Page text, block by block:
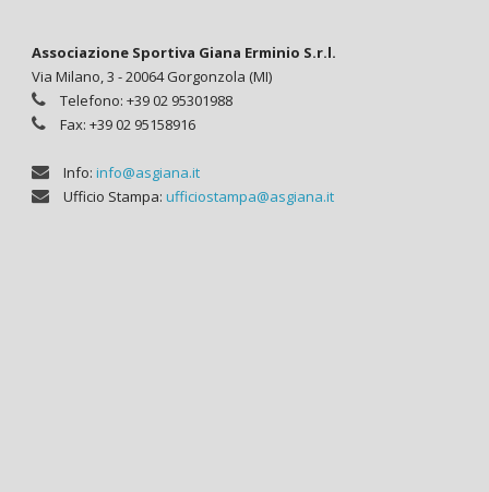
Associazione Sportiva Giana Erminio S.r.l.
Via Milano, 3 - 20064 Gorgonzola (MI)
Telefono: +39 02 95301988
Fax: +39 02 95158916
Info: info@asgiana.it
Ufficio Stampa: ufficiostampa@asgiana.it